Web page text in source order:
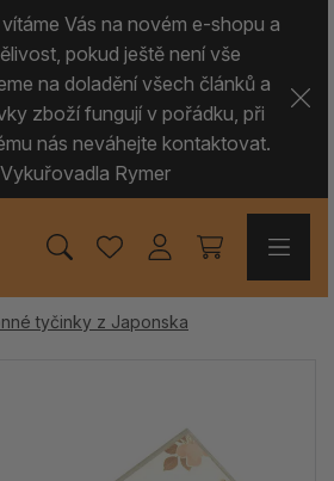
Vás na novém e-shopu a
pokud ještě není vše
na doladění všech článků a
zboží fungují v pořádku, při
nás neváhejte kontaktovat.
Rymer
tyčinky z Japonska